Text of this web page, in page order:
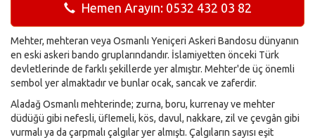
Hemen Arayın: 0532 432 03 82
Mehter, mehteran veya Osmanlı Yeniçeri Askeri Bandosu dünyanın
en eski askeri bando gruplarındandır. İslamiyetten önceki Türk
devletlerinde de farklı şekillerde yer almıştır. Mehter'de üç önemli
sembol yer almaktadır ve bunlar ocak, sancak ve zaferdir.
Aladağ Osmanlı mehterinde; zurna, boru, kurrenay ve mehter
düdüğü gibi nefesli, üflemeli, kös, davul, nakkare, zil ve çevgân gibi
vurmalı ya da çarpmalı çalgılar yer almıştı. Çalgıların sayısı eşit